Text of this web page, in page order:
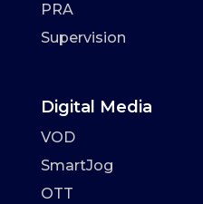
PRA
Supervision
Digital Media
VOD
SmartJog
OTT